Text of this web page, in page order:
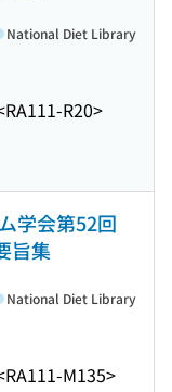
R20>
National Diet Library
学会第52回
旨集
M135>
National Diet Library